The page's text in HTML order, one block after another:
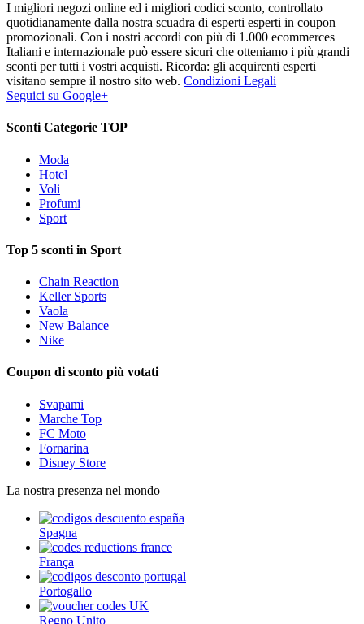
I migliori negozi online ed i migliori codici sconto, controllato
quotidianamente dalla nostra scuadra di esperti esperti in coupon
promozionali. Con i nostri accordi con più di 1.000 ecommerces
Italiani e internazionale può essere sicuri che otteniamo i più grandi
sconti per tutti i vostri acquisti. Ricorda: gli acquirenti esperti
visitano sempre il nostro sito web. Condizioni Legali
Seguici su Google+
Sconti Categorie TOP
Moda
Hotel
Voli
Profumi
Sport
Top 5 sconti in Sport
Chain Reaction
Keller Sports
Vaola
New Balance
Nike
Coupon di sconto più votati
Svapami
Marche Top
FC Moto
Fornarina
Disney Store
La nostra presenza nel mondo
Spagna
França
Portogallo
Regno Unito